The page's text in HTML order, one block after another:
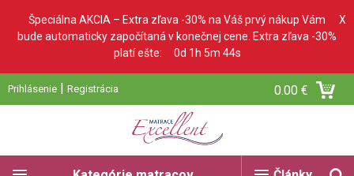
Špeciálna AKCIA – Extra zľava -30% na Váš prvý nákup Vám
bude automaticky započítaná v konečnej cene. Extra zľava -30%
platí ešte: 0d 1h 5m 44s
X
Prihlásenie | Registrácia 0.00 €